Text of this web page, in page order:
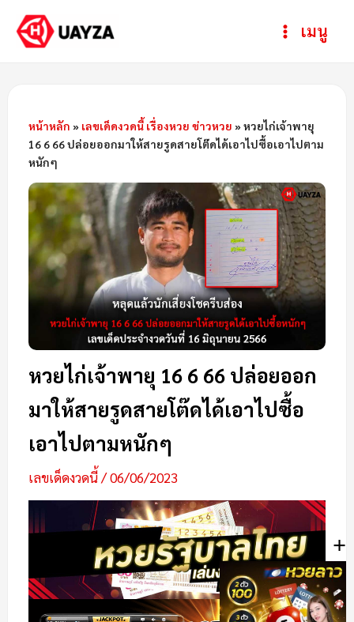
Mainเมนู
หน้าหลัก » เลขเด็ดงวดนี้ เรื่องหวย ข่าวหวย »หวยไก่เจ้าพายุ
16 6 66 ปล่อยออกมาให้สายรูดสายโต๊ดได้เอาไปซื้อเอาไปตาม
หนักๆ
หวยไก่เจ้าพายุ 16 6 66 ปล่อยออก
มาให้สายรูดสายโต๊ดได้เอาไปซื้อ
เอาไปตามหนักๆ
เลขเด็ดงวดนี้/06/06/2023
Post
navigation
ห
ม
ห
+